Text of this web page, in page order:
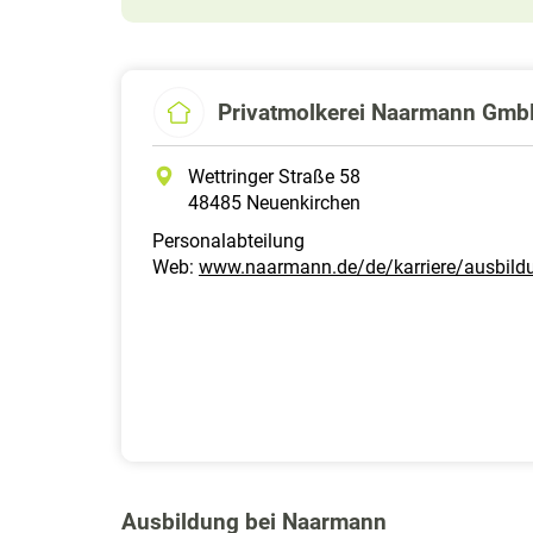
Privatmolkerei Naarmann
Wettringer Straße 58
48485 Neuenkirchen
Personalabteilung
Web: www.naarmann.de/de/karriere/
Ausbildung bei Naarmann